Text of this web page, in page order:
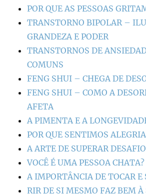
POR QUE AS PESSOAS
TRANSTORNO BIPOLAR –
GRANDEZA E PODER
TRANSTORNOS DE
COMUNS
FENG SHUI – CHEGA DE
FENG SHUI – COMO A
AFETA
A PIMENTA E A
POR QUE SENTIMOS
A ARTE DE SUPERAR
VOCÊ É UMA PESSOA CHATA?
A IMPORTÂNCIA DE TOCAR E
RIR DE SI MESMO FAZ BEM À